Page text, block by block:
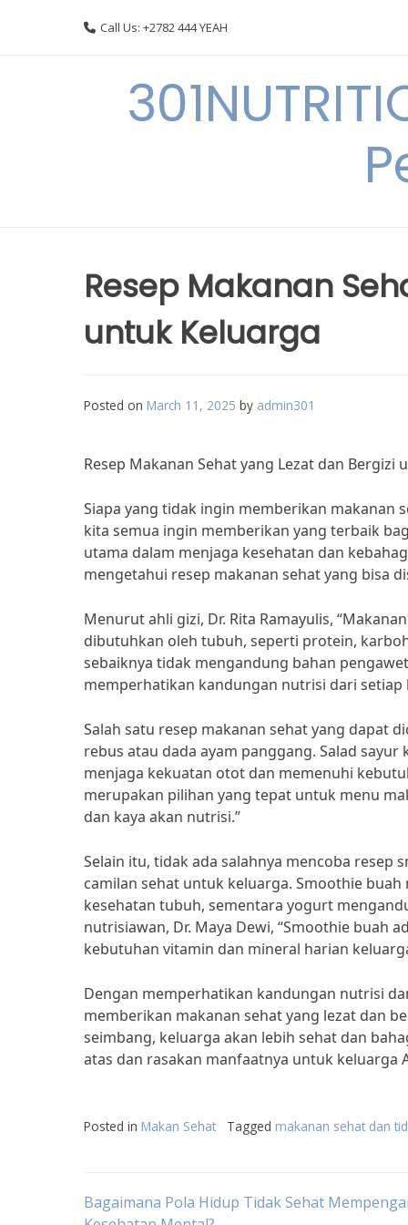
Call Us: +2782 444 YEAH
Resep Makanan
untuk Keluarga
Posted on March 11, 2025 by admin301
Resep Makanan Sehat yang Lezat dan Bergizi
Siapa yang tidak ingin memberikan makanan
kita semua ingin memberikan yang terbaik
utama dalam menjaga kesehatan dan
mengetahui resep makanan sehat yang bisa
Menurut ahli gizi, Dr. Rita Ramayulis,
dibutuhkan oleh tubuh, seperti protein,
sebaiknya tidak mengandung bahan
memperhatikan kandungan nutrisi dari
Salah satu resep makanan sehat yang dapat
rebus atau dada ayam panggang. Salad
menjaga kekuatan otot dan memenuhi
merupakan pilihan yang tepat untuk menu
dan kaya akan nutrisi.”
Selain itu, tidak ada salahnya mencoba
camilan sehat untuk keluarga. Smoothie
kesehatan tubuh, sementara yogurt
nutrisiawan, Dr. Maya Dewi, “Smoothie buah
kebutuhan vitamin dan mineral harian
Dengan memperhatikan kandungan nutrisi
memberikan makanan sehat yang lezat dan
seimbang, keluarga akan lebih sehat dan
atas dan rasakan manfaatnya untuk keluarga
Posted in Makan Sehat Tagged makanan sehat dan
Post
Bagaimana Pola Hidup Tidak Sehat